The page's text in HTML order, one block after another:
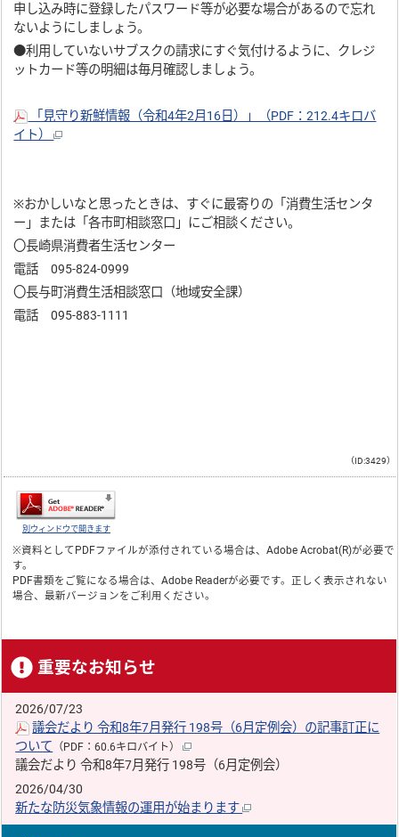
申し込み時に登録したパスワード等が必要な場合があるので忘れ
ないようにしましょう。
●利用していないサブスクの請求にすぐ気付けるように、クレジ
ットカード等の明細は毎月確認しましょう。
「見守り新鮮情報（令和4年2月16日）」（PDF：212.4キロバ
イト）
※おかしいなと思ったときは、すぐに最寄りの「消費生活センタ
ー」または「各市町相談窓口」にご相談ください。
〇長崎県消費者生活センター
電話 095-824-0999
〇長与町消費生活相談窓口（地域安全課）
電話 095-883-1111
（ID:3429）
別ウィンドウで開きます
※資料としてPDFファイルが添付されている場合は、Adobe Acrobat(R)が必要で
す。
PDF書類をご覧になる場合は、Adobe Readerが必要です。正しく表示されない
場合、最新バージョンをご利用ください。
重要なお知らせ
2026/07/23
議会だより 令和8年7月発行 198号（6月定例会）の記事訂正に
ついて （PDF：60.6キロバイト）
議会だより 令和8年7月発行 198号（6月定例会）
2026/04/30
新たな防災気象情報の運用が始まります